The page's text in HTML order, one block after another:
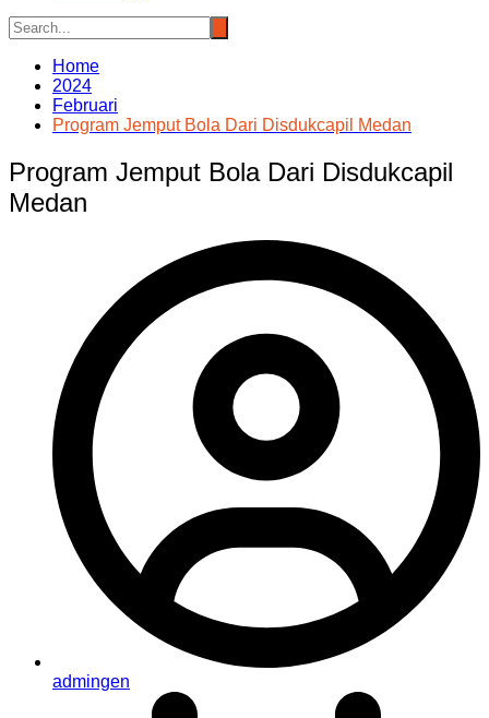
Home
2024
Februari
Program Jemput Bola Dari Disdukcapil Medan
Program Jemput Bola Dari Disdukcapil
Medan
admingen